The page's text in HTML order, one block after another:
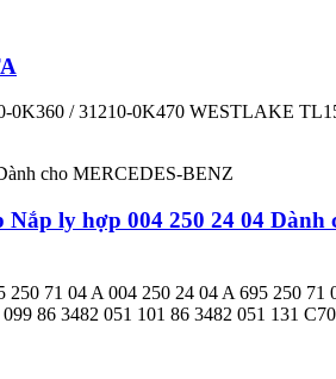
0K360 / 31210-0K470 WESTLAKE
ly hợp 004 250 24 04 Dành
71 04 A 004 250 24 04 A 695 250 71
86 3482 051 101 86 3482 051 131